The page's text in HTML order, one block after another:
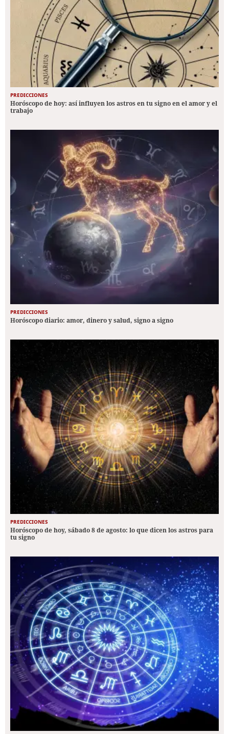
PREDICCIONES
Horóscopo de hoy: así influyen los astros en tu signo en el amor y el
trabajo
PREDICCIONES
Horóscopo diario: amor, dinero y salud, signo a signo
PREDICCIONES
Horóscopo de hoy, sábado 8 de agosto: lo que dicen los astros para
tu signo